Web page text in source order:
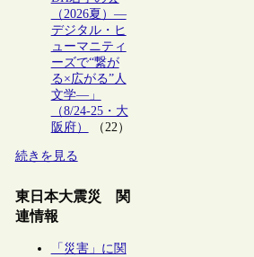
（2026夏）―
デジタル・ヒ
ューマニティ
ーズで“繋が
る×広がる”人
文学―」
（8/24-25・大
阪府）
（22）
続きを見る
東日本大震災 関
連情報
「災害」に関